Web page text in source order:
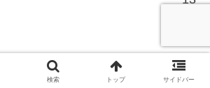
20
検索 トップ サイドバー